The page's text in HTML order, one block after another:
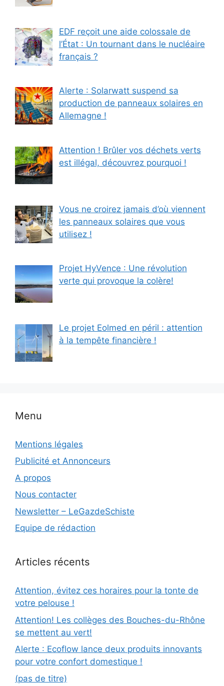
EDF reçoit une aide colossale de
l’État : Un tournant dans le nucléaire
français ?
Alerte : Solarwatt suspend sa
production de panneaux solaires en
Allemagne !
Attention ! Brûler vos déchets verts
est illégal, découvrez pourquoi !
Vous ne croirez jamais d’où viennent
les panneaux solaires que vous
utilisez !
Projet HyVence : Une révolution
verte qui provoque la colère!
Le projet Eolmed en péril : attention
à la tempête financière !
Menu
Mentions légales
Publicité et Annonceurs
A propos
Nous contacter
Newsletter – LeGazdeSchiste
Equipe de rédaction
Articles récents
Attention, évitez ces horaires pour la tonte de
votre pelouse !
Attention! Les collèges des Bouches-du-Rhône
se mettent au vert!
Alerte : Ecoflow lance deux produits innovants
pour votre confort domestique !
(pas de titre)